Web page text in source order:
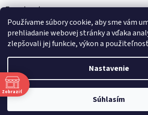
Používame súbory cookie, aby sme vám
prehliadanie webovej stránky a vďaka
zlepšovali jej funkcie, výkon a
Nastavenie
Súhlasím
Facebook
Vytvoril Shoptet
Copyright 2026TOBEL s.r.o.. Všetky práva
nastavenie cookies
Zobraziť